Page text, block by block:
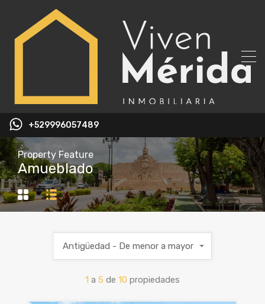
+529996057489
Property Feature
Amueblado
1 a 5 de 10 propiedades
Antigüedad - De menor a mayor